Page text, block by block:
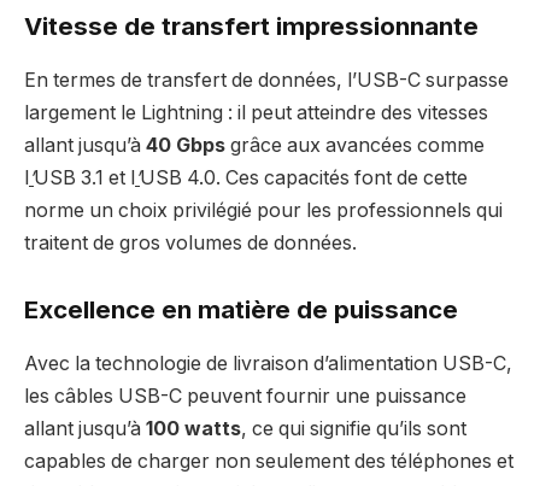
Vitesse de transfert impressionnante
En termes de transfert de données, l’USB-C surpasse
largement le Lightning : il peut atteindre des vitesses
allant jusqu’à 40 Gbps grâce aux avancées comme
l’USB 3.1 et l’USB 4.0. Ces capacités font de cette
norme un choix privilégié pour les professionnels qui
traitent de gros volumes de données.
Excellence en matière de puissance
Avec la technologie de livraison d’alimentation USB-C,
les câbles USB-C peuvent fournir une puissance
allant jusqu’à 100 watts, ce qui signifie qu’ils sont
capables de charger non seulement des téléphones et